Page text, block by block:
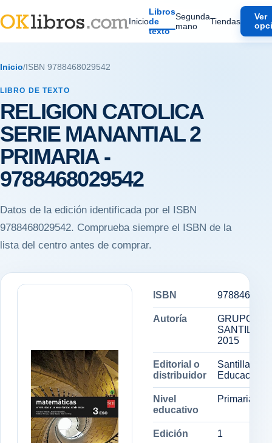
Inicio
Libros
de
texto
Segunda
mano
Tiendas
Ver
Inicio/ ISBN 9788468029542
LIBRO DE TEXTO
RELIGION CATOLICA
SERIE MANANTIAL 2
PRIMARIA -
9788468029542
Datos de la edición identificada por el ISBN
9788468029542. Comprueba siempre el ISBN de la
lista del centro antes de comprar.
ISBN
Autoría
GRUPO
2015
Editorial o
distribuidor
Santillana
Educación,
Nivel
educativo
Primaria
Edición 1